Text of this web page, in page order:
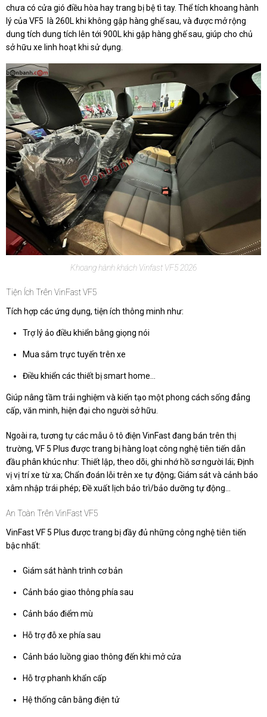
chưa có cửa gió điều hòa hay trang bị bệ tì tay. Thể tích khoang hành
lý của VF5 là 260L khi không gập hàng ghế sau, và được mở rộng
dung tích dung tích lên tới 900L khi gập hàng ghế sau, giúp cho chủ
sở hữu xe linh hoạt khi sử dụng.
Khoang hành khách Vinfast VF5 2026
Tiện Ích Trên VinFast VF5
Tích hợp các ứng dụng, tiện ích thông minh như:
Trợ lý ảo điều khiển bằng giọng nói
Mua sắm trực tuyến trên xe
Điều khiển các thiết bị smart home…
Giúp nâng tầm trải nghiệm và kiến tạo một phong cách sống đẳng
cấp, văn minh, hiện đại cho người sở hữu.
Ngoài ra, tương tự các mẫu ô tô điện VinFast đang bán trên thị
trường, VF 5 Plus được trang bị hàng loạt công nghệ tiên tiến dẫn
đầu phân khúc như: Thiết lập, theo dõi, ghi nhớ hồ sơ người lái; Định
vị vị trí xe từ xa; Chẩn đoán lỗi trên xe tự động; Giám sát và cảnh báo
xâm nhập trái phép; Đề xuất lịch bảo trì/bảo dưỡng tự động…
An Toàn Trên VinFast VF5
VinFast VF 5 Plus được trang bị đầy đủ những công nghệ tiên tiến
bậc nhất:
Giám sát hành trình cơ bản
Cảnh báo giao thông phía sau
Cảnh báo điểm mù
Hỗ trợ đỗ xe phía sau
Cảnh báo luồng giao thông đến khi mở cửa
Hỗ trợ phanh khẩn cấp
Hệ thống cân bằng điện tử